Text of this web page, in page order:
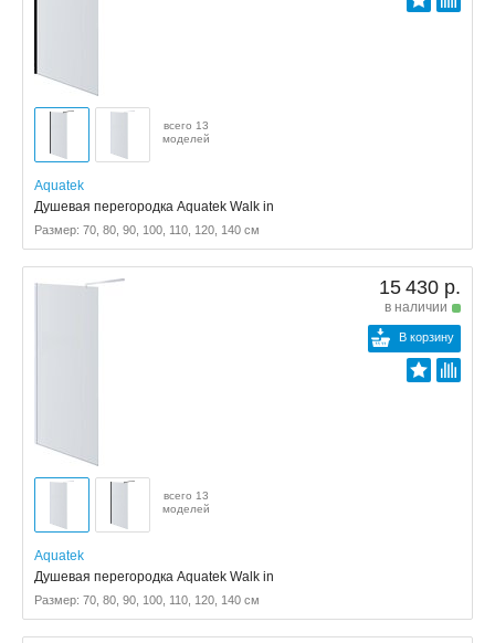
всего 13
моделей
Aquatek
Душевая перегородка Aquatek Walk in
Размер: 70, 80, 90, 100, 110, 120, 140 см
15 430 р.
в наличии
В корзину
всего 13
моделей
Aquatek
Душевая перегородка Aquatek Walk in
Размер: 70, 80, 90, 100, 110, 120, 140 см